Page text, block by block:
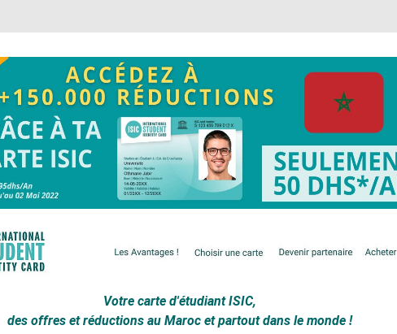
Votre carte d'étudiant ISIC,
des offres et réductions au Maroc et partout dans le monde !